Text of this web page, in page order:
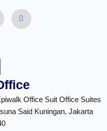
Office Suit Office Suites
Said Kuningan, Jakarta